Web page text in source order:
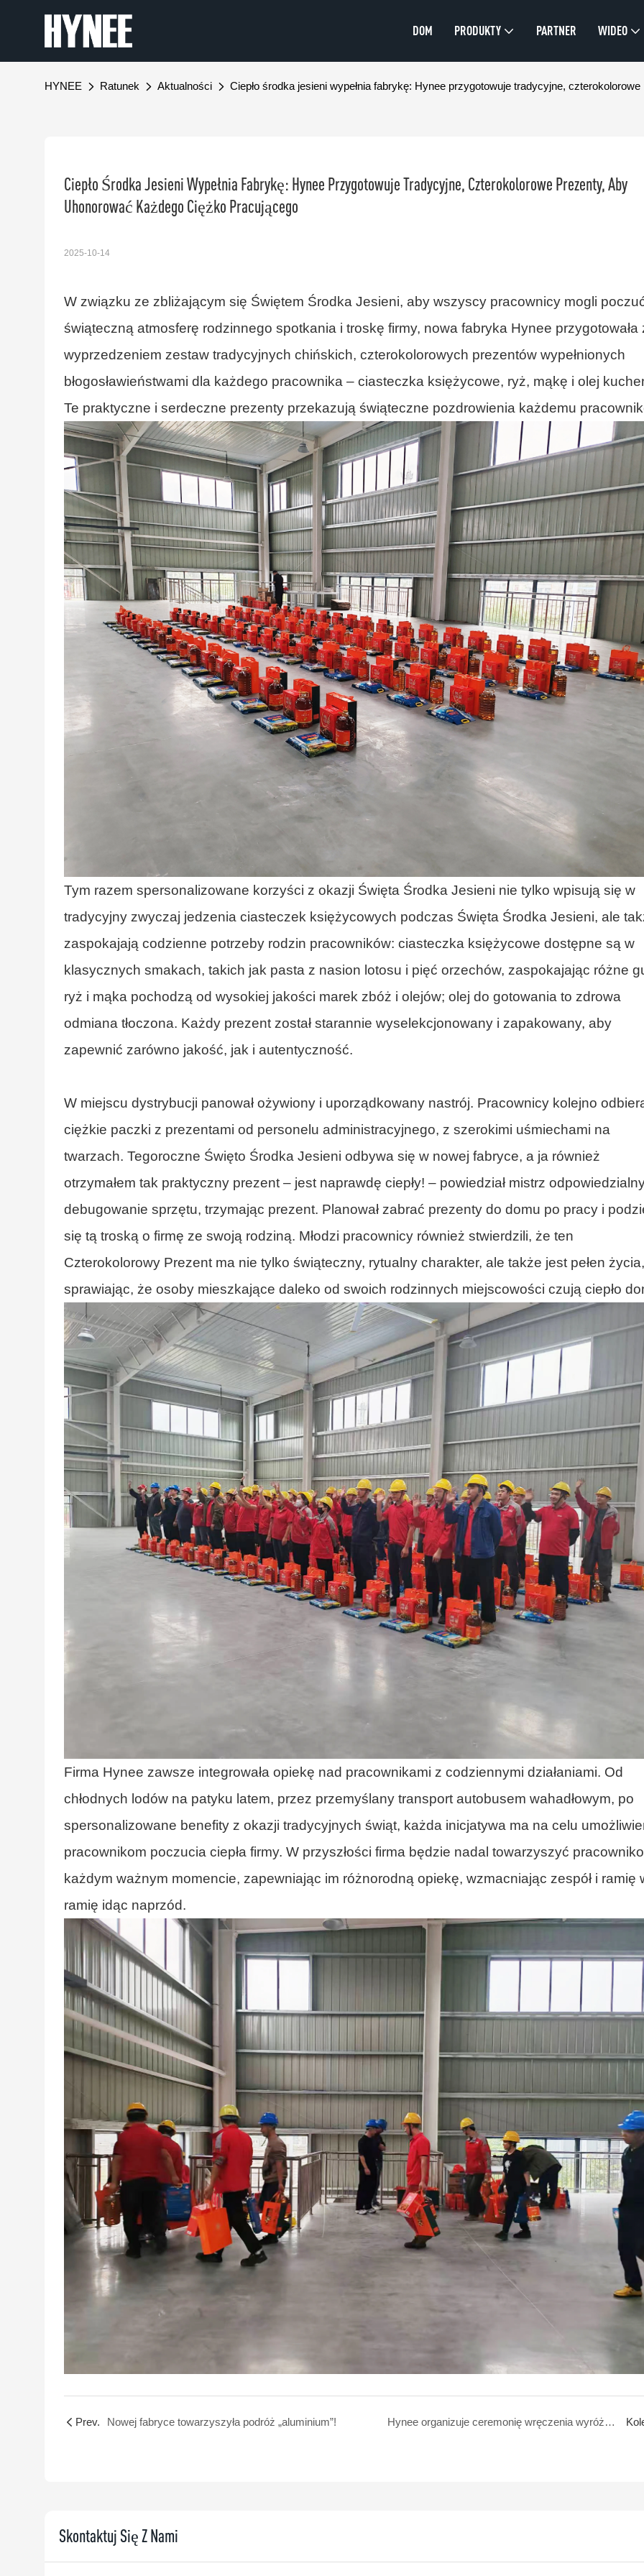
DOM PRODUKTY PARTNER WIDEO
HYNEE Ratunek Aktualności Ciepło środka jesieni wypełnia fabrykę: Hynee przygotowuje tradycyjne,
Ciepło Środka Jesieni Wypełnia Fabrykę: Hynee Przygotowuje Tradycyjne, Czterokolorowe Prezenty, Aby
Uhonorować Każdego Ciężko Pracującego
2025-10-14
W związku ze zbliżającym się Świętem Środka Jesieni, aby wszyscy pracownicy mogli
świąteczną atmosferę rodzinnego spotkania i troskę firmy, nowa fabryka Hynee przygotowała
wyprzedzeniem zestaw tradycyjnych chińskich, czterokolorowych prezentów wypełnionych
błogosławieństwami dla każdego pracownika – ciasteczka księżycowe, ryż, mąkę i olej
Te praktyczne i serdeczne prezenty przekazują świąteczne pozdrowienia każdemu
Tym razem spersonalizowane korzyści z okazji Święta Środka Jesieni nie tylko wpisują się w
tradycyjny zwyczaj jedzenia ciasteczek księżycowych podczas Święta Środka Jesieni, ale
zaspokajają codzienne potrzeby rodzin pracowników: ciasteczka księżycowe dostępne są w
klasycznych smakach, takich jak pasta z nasion lotosu i pięć orzechów, zaspokajając różne
ryż i mąka pochodzą od wysokiej jakości marek zbóż i olejów; olej do gotowania to zdrowa
odmiana tłoczona. Każdy prezent został starannie wyselekcjonowany i zapakowany, aby
zapewnić zarówno jakość, jak i autentyczność.
W miejscu dystrybucji panował ożywiony i uporządkowany nastrój. Pracownicy kolejno
ciężkie paczki z prezentami od personelu administracyjnego, z szerokimi uśmiechami na
twarzach. Tegoroczne Święto Środka Jesieni odbywa się w nowej fabryce, a ja również
otrzymałem tak praktyczny prezent – ​​jest naprawdę ciepły! – powiedział mistrz
debugowanie sprzętu, trzymając prezent. Planował zabrać prezenty do domu po pracy i
się tą troską o firmę ze swoją rodziną. Młodzi pracownicy również stwierdzili, że ten
Czterokolorowy Prezent ma nie tylko świąteczny, rytualny charakter, ale także jest pełen życia,
sprawiając, że osoby mieszkające daleko od swoich rodzinnych miejscowości czują ciepło
Firma Hynee zawsze integrowała opiekę nad pracownikami z codziennymi działaniami. Od
chłodnych lodów na patyku latem, przez przemyślany transport autobusem wahadłowym, po
spersonalizowane benefity z okazji tradycyjnych świąt, każda inicjatywa ma na celu
pracownikom poczucia ciepła firmy. W przyszłości firma będzie nadal towarzyszyć
każdym ważnym momencie, zapewniając im różnorodną opiekę, wzmacniając zespół i ramię
ramię idąc naprzód.
Prev. Nowej fabryce towarzyszyła podróż „aluminium”! Hynee organizuje ceremonię wręczenia wyróżnień za przeniesienie nowej fabryki: uhonorowanie współpracowników i wzmocnienie spójności zespołu
Skontaktuj Się Z Nami